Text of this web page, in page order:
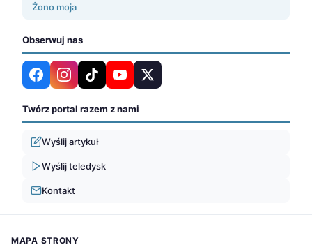
Żono moja
Obserwuj nas
Twórz portal razem z nami
Wyślij artykuł
Wyślij teledysk
Kontakt
MAPA STRONY